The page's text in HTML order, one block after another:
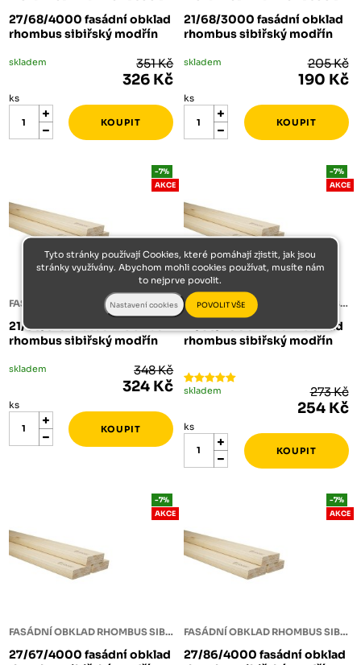
27/68/4000 fasádní obklad
rhombus sibiřský modřín
skladem 351 Kč
326 Kč
ks
21/68/3000 fasádní obklad
rhombus sibiřský modřín
skladem 205 Kč
190 Kč
ks
FASÁDNÍ OBKLAD RHOMBUS SIBIŘSKÝ MODŘÍN
21/68/5100 fasádní obklad
rhombus sibiřský modřín
-7%
AKCE
skladem 348 Kč
324 Kč
ks
FASÁDNÍ OBKLAD RHOMBUS SIBIŘSKÝ MODŘÍN
21/68/4000 fasádní obklad
rhombus sibiřský modřín
-7%
AKCE
skladem 273 Kč
254 Kč
ks
FASÁDNÍ OBKLAD RHOMBUS SIBIŘSKÝ MODŘÍN
27/67/4000 fasádní obklad
-7%
AKCE
FASÁDNÍ OBKLAD RHOMBUS SIBIŘSKÝ MODŘÍN
27/86/4000 fasádní obklad
-7%
AKCE
Tyto stránky používají Cookies, které pomáhají zjistit, jak jsou
stránky využívány. Abychom mohli cookies používat, musíte nám
to nejprve povolit.